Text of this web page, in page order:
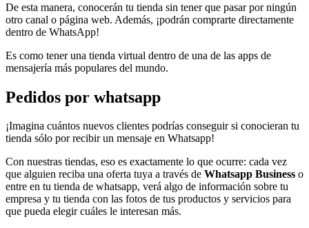
De esta manera, conocerán tu tienda sin tener que pasar por ningún
otro canal o página web. Además, ¡podrán comprarte directamente
dentro de WhatsApp!
Es como tener una tienda virtual dentro de una de las apps de
mensajería más populares del mundo.
Pedidos por whatsapp
¡Imagina cuántos nuevos clientes podrías conseguir si conocieran tu
tienda sólo por recibir un mensaje en Whatsapp!
Con nuestras tiendas, eso es exactamente lo que ocurre: cada vez
que alguien reciba una oferta tuya a través de Whatsapp Business o
entre en tu tienda de whatsapp, verá algo de información sobre tu
empresa y tu tienda con las fotos de tus productos y servicios para
que pueda elegir cuáles le interesan más.